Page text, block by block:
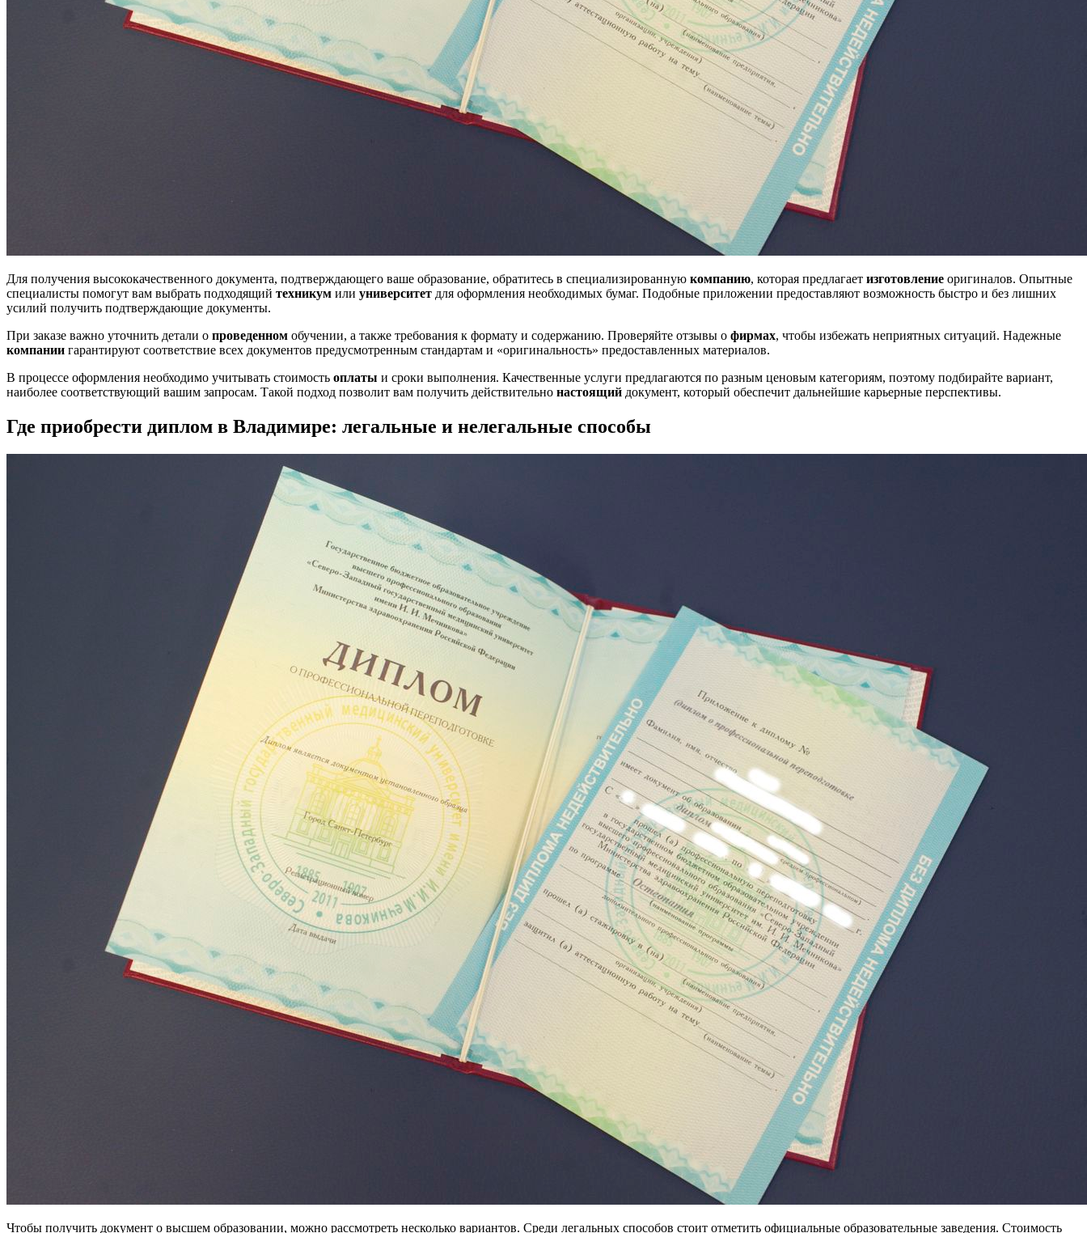
Для получения высококачественного документа, подтверждающего ваше образование, обратитесь в специализированную компанию, которая предлагает изготовление оригиналов. Опытные
специалисты помогут вам выбрать подходящий техникум или университет для оформления необходимых бумаг. Подобные приложении предоставляют возможность быстро и без лишних
усилий получить подтверждающие документы.
При заказе важно уточнить детали о проведенном обучении, а также требования к формату и содержанию. Проверяйте отзывы о фирмах, чтобы избежать неприятных ситуаций. Надежные
компании гарантируют соответствие всех документов предусмотренным стандартам и «оригинальность» предоставленных материалов.
В процессе оформления необходимо учитывать стоимость оплаты и сроки выполнения. Качественные услуги предлагаются по разным ценовым категориям, поэтому подбирайте вариант,
наиболее соответствующий вашим запросам. Такой подход позволит вам получить действительно настоящий документ, который обеспечит дальнейшие карьерные перспективы.
Где приобрести диплом в Владимире: легальные и нелегальные способы
Чтобы получить документ о высшем образовании, можно рассмотреть несколько вариантов. Среди легальных способов стоит отметить официальные образовательные заведения. Стоимость